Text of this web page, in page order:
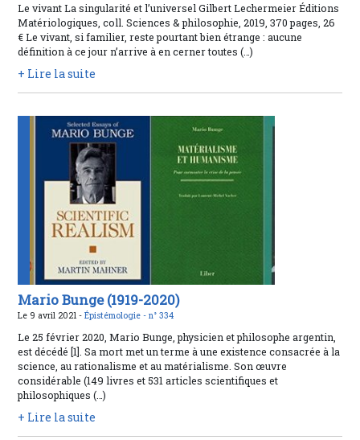
Le vivant La singularité et l’universel Gilbert Lechermeier Éditions
Matériologiques, coll. Sciences & philosophie, 2019, 370 pages, 26
€ Le vivant, si familier, reste pourtant bien étrange : aucune
définition à ce jour n’arrive à en cerner toutes (…)
+ Lire la suite
Mario Bunge (1919-2020)
Le 9 avril 2021 -Épistémologie -n° 334
Le 25 février 2020, Mario Bunge, physicien et philosophe argentin,
est décédé [1]. Sa mort met un terme à une existence consacrée à la
science, au rationalisme et au matérialisme. Son œuvre
considérable (149 livres et 531 articles scientifiques et
philosophiques (…)
+ Lire la suite